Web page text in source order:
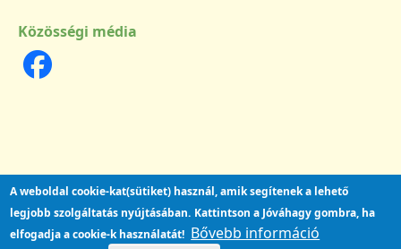
Közösségi média
A weboldal cookie-kat(sütiket) használ, amik segítenek a lehető
legjobb szolgáltatás nyújtásában. Kattintson a Jóváhagy gombra, ha
elfogadja a cookie-k használatát! Bővebb információ